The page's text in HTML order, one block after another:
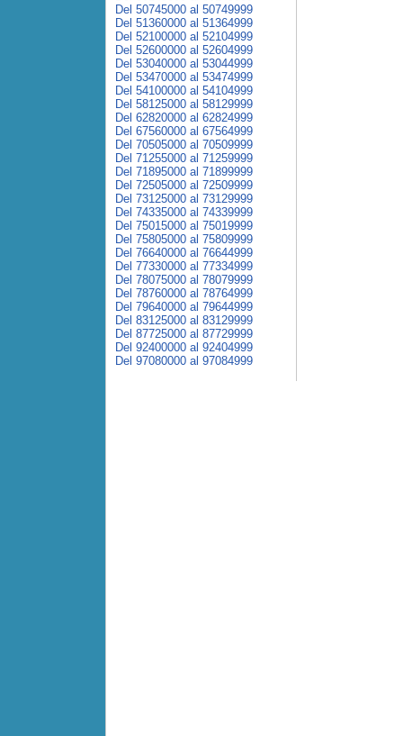
Del 50745000 al 50749999
Del 51360000 al 51364999
Del 52100000 al 52104999
Del 52600000 al 52604999
Del 53040000 al 53044999
Del 53470000 al 53474999
Del 54100000 al 54104999
Del 58125000 al 58129999
Del 62820000 al 62824999
Del 67560000 al 67564999
Del 70505000 al 70509999
Del 71255000 al 71259999
Del 71895000 al 71899999
Del 72505000 al 72509999
Del 73125000 al 73129999
Del 74335000 al 74339999
Del 75015000 al 75019999
Del 75805000 al 75809999
Del 76640000 al 76644999
Del 77330000 al 77334999
Del 78075000 al 78079999
Del 78760000 al 78764999
Del 79640000 al 79644999
Del 83125000 al 83129999
Del 87725000 al 87729999
Del 92400000 al 92404999
Del 97080000 al 97084999